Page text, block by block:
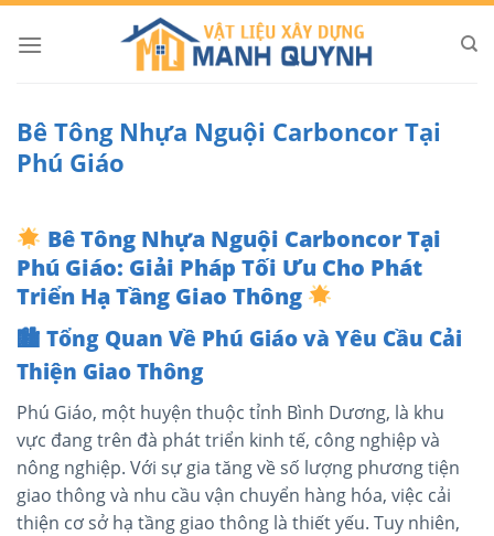
Skip
Bê Tông Nhựa Nguội Carboncor Tại
Phú Giáo
Bê Tông Nhựa Nguội Carboncor Tại
Phú Giáo: Giải Pháp Tối Ưu Cho Phát
Triển Hạ Tầng Giao Thông
🏙 ️ Tổng Quan Về Phú Giáo và Yêu Cầu Cải
Thiện Giao Thông
Phú Giáo, một huyện thuộc tỉnh Bình Dương, là khu
vực đang trên đà phát triển kinh tế, công nghiệp và
nông nghiệp. Với sự gia tăng về số lượng phương tiện
giao thông và nhu cầu vận chuyển hàng hóa, việc cải
thiện cơ sở hạ tầng giao thông là thiết yếu. Tuy nhiên,